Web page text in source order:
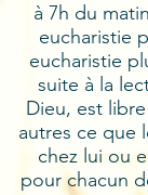
à 7h du
eucharistie
eucharistie
suite à la
Dieu, est
autres ce que
chez lui ou
pour chacun